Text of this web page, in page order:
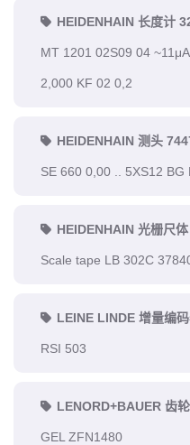
HEIDENHAIN 长度计
MT 1201 02S09 04
2,000 KF 02 0,2
HEIDENHAIN 测头
SE 660 0,00 .. 5XS12 BG
HEIDENHAIN 光栅尺
Scale tape LB 302C
LEINE LINDE 增量编
RSI 503
LENORD+BAUER 齿
GEL ZFN1480